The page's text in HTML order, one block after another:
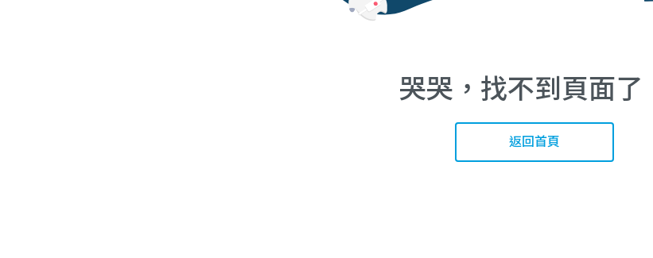
哭哭，找不到頁面了
返回首頁